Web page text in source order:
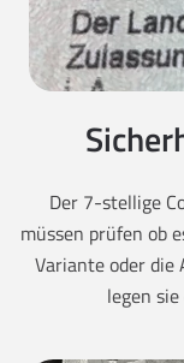
Der 7-stellige
müssen prüfen ob
Variante oder die
legen